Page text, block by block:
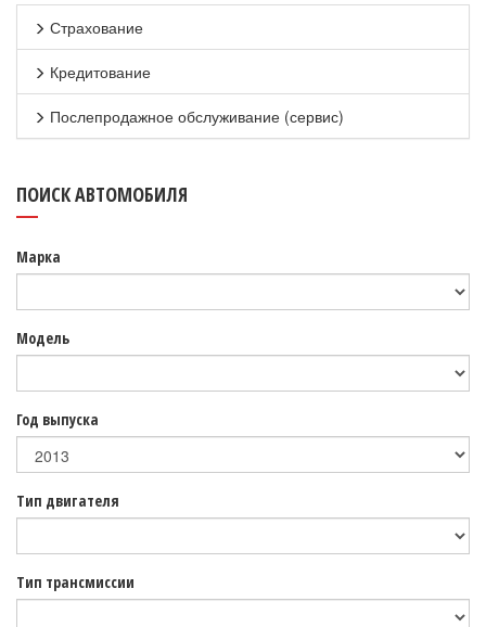
Страхование
Кредитование
Послепродажное обслуживание (сервис)
ПОИСК АВТОМОБИЛЯ
Марка
Модель
Год выпуска
Тип двигателя
Тип трансмиссии